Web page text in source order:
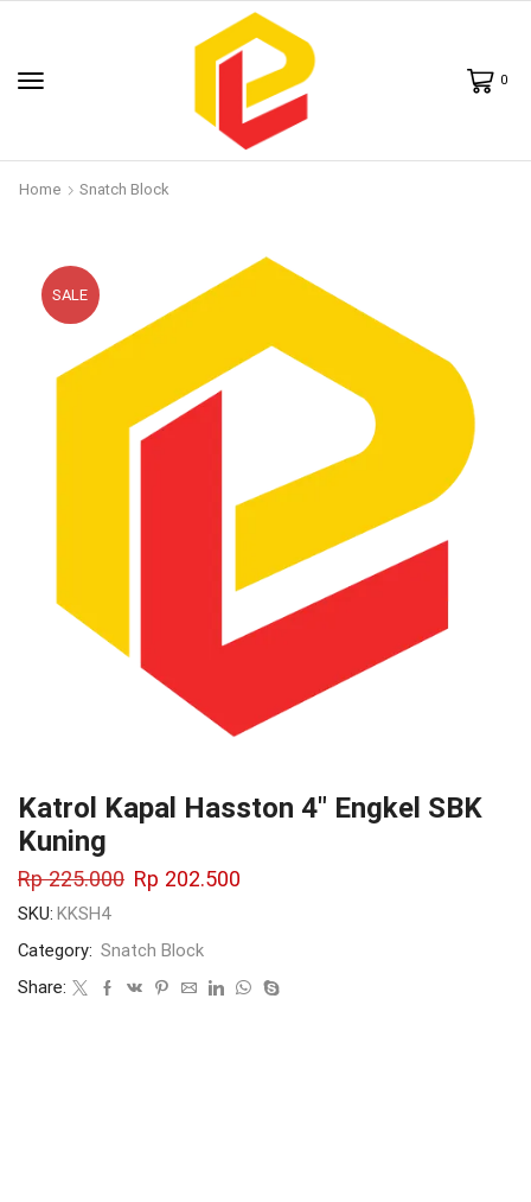
0
Home Snatch Block
SALE
Katrol Kapal Hasston 4″ Engkel SBK
Kuning
Rp225.000 Rp 202.500
SKU: KKSH4
Category: Snatch Block
Share: